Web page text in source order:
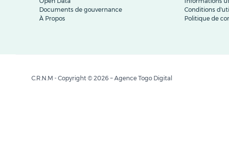
Documents de gouvernance
À Propos
Conditions
Politique de
C.R.N.M - Copyright © 2026 – Agence Togo Digital